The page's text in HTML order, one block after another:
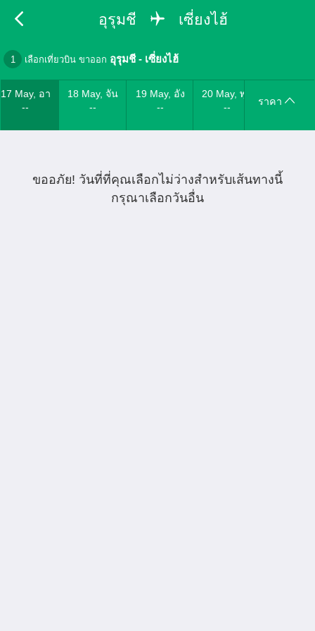
อุรุมชี เซี่ยงไฮ้
1 เลือกเที่ยวบิน ขาออก อุรุมชี- เซี่ยงไฮ้
17 May, อา
--
18 May, จัน
--
19 May, อัง
--
20 May, พุธ
--
ราคา
ขออภัย! วันที่ที่คุณเลือกไม่ว่างสำหรับเส้นทางนี้
กรุณาเลือกวันอื่น